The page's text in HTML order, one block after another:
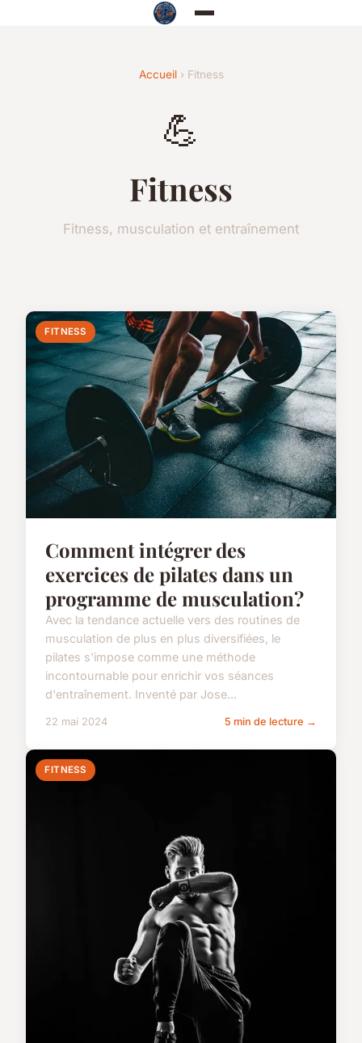
Accueil› Fitness
💪
Fitness
Fitness, musculation et entraînement
FITNESS
Comment intégrer des
exercices de pilates dans un
programme de musculation?
Avec la tendance actuelle vers des routines de
musculation de plus en plus diversifiées, le
pilates s'impose comme une méthode
incontournable pour enrichir vos séances
d'entraînement. Inventé par Jose...
22 mai 2024 5 min de lecture →
FITNESS